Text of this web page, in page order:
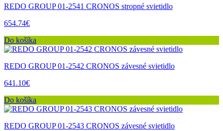
REDO GROUP 01-2541 CRONOS stropné svietidlo
654.74€
Do košíka
REDO GROUP 01-2542 CRONOS závesné svietidlo
641.10€
Do košíka
REDO GROUP 01-2543 CRONOS závesné svietidlo